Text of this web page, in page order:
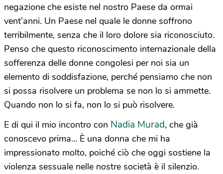
negazione che esiste nel nostro Paese da ormai
vent’anni. Un Paese nel quale le donne soffrono
terribilmente, senza che il loro dolore sia riconosciuto.
Penso che questo riconoscimento internazionale della
sofferenza delle donne congolesi per noi sia un
elemento di soddisfazione, perché pensiamo che non
si possa risolvere un problema se non lo si ammette.
Quando non lo si fa, non lo si può risolvere.
E di qui il mio incontro con Nadia Murad, che già
conoscevo prima… È una donna che mi ha
impressionato molto, poiché ciò che oggi sostiene la
violenza sessuale nelle nostre società è il silenzio.